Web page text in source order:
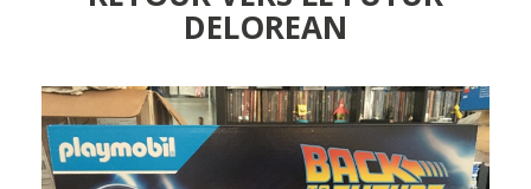
DELOREAN